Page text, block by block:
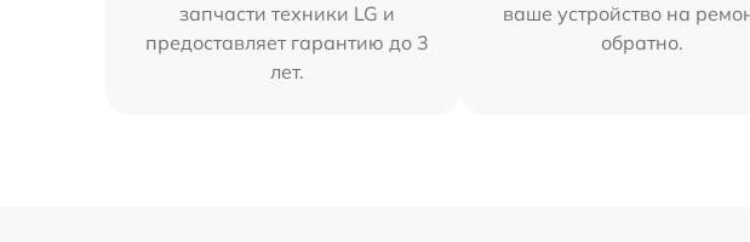
запчасти техники LG и
предоставляет гарантию до 3
лет.
ваше устройство на
обратно.